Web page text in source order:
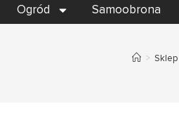
Ogród Samoobrona
> Sklep